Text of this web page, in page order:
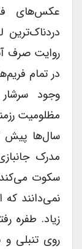
عکس‌های
دردناک‌ترین
روایت صرف
در تمام
وجود
مظلومیت
سال‌ها پیش
مدرک
سکوت می‌کند
نمی‌دانند
زیاد. طفره
روى تنبلى و